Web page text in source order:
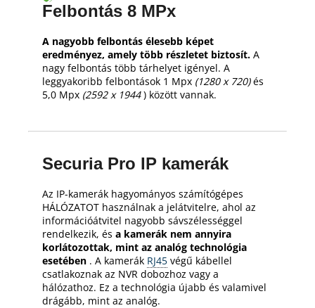
Felbontás 8 MPx
A nagyobb felbontás élesebb képet
eredményez, amely több részletet biztosít. A
nagy felbontás több tárhelyet igényel. A
leggyakoribb felbontások 1 Mpx (1280 x 720)és
5,0 Mpx (2592 x 1944) között vannak.
Securia Pro IP kamerák
Az IP-kamerák hagyományos számítógépes
HÁLÓZATOT használnak a jelátvitelre, ahol az
információátvitel nagyobb sávszélességgel
rendelkezik, és a kamerák nem annyira
korlátozottak, mint az analóg technológia
esetében . A kamerák RJ45 végű kábellel
csatlakoznak az NVR dobozhoz vagy a
hálózathoz. Ez a technológia újabb és valamivel
drágább, mint az analóg.